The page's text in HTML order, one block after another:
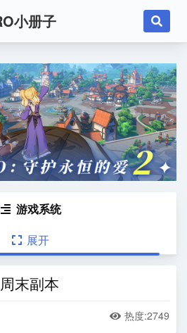

小册子
 游戏系统
 展开
周末副本
 热度:2749